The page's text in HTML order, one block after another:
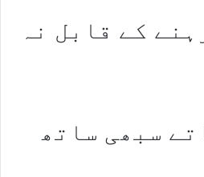
کے قابل نہ
سبھی ساتھ